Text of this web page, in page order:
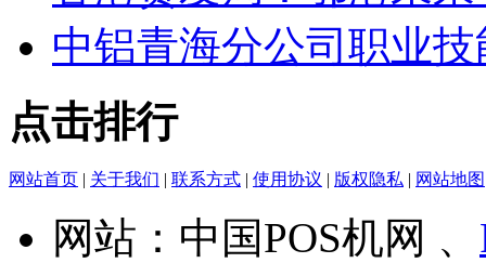
中铝青海分公司职业
点击排行
网站首页 | 关于我们 | 联系方式 | 使用协议 | 版权隐私 | 网站地图
网站：中国POS机网 、